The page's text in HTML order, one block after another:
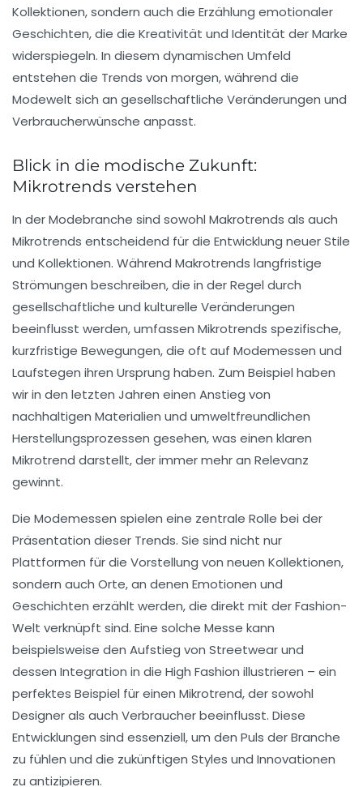
Kollektionen, sondern auch die Erzählung emotionaler
Geschichten, die die Kreativität und Identität der Marke
widerspiegeln. In diesem dynamischen Umfeld
entstehen die Trends von morgen, während die
Modewelt sich an gesellschaftliche Veränderungen und
Verbraucherwünsche anpasst.
Blick in die modische Zukunft:
Mikrotrends verstehen
In derModebranche sind sowohl Makrotrends als auch
Mikrotrends entscheidend für die Entwicklung neuer Stile
und Kollektionen. Während Makrotrends langfristige
Strömungen beschreiben, die in der Regel durch
gesellschaftliche und kulturelle Veränderungen
beeinflusst werden, umfassen Mikrotrends spezifische,
kurzfristige Bewegungen, die oft auf Modemessen und
Laufstegen ihren Ursprung haben. Zum Beispiel haben
wir in den letzten Jahren einen Anstieg von
nachhaltigen Materialien und umweltfreundlichen
Herstellungsprozessen gesehen, was einen klaren
Mikrotrend darstellt, der immer mehr an Relevanz
gewinnt.
Die Modemessen spielen eine zentrale Rolle bei der
Präsentation dieser Trends. Sie sind nicht nur
Plattformen für die Vorstellung von neuen Kollektionen,
sondern auch Orte, an denen Emotionen und
Geschichten erzählt werden, die direkt mit derFashion-
Welt verknüpft sind. Eine solche Messe kann
beispielsweise den Aufstieg von Streetwearund
dessen Integration in die High Fashion illustrieren – ein
perfektes Beispiel für einen Mikrotrend, der sowohl
Designer als auch Verbraucher beeinflusst. Diese
Entwicklungen sind essenziell, um den Puls der Branche
zu fühlen und die zukünftigen Styles und Innovationen
zu antizipieren.